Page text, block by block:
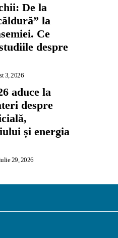
De la
la
Ce
despre
3, 2026
aduce la
despre
și energia
29, 2026